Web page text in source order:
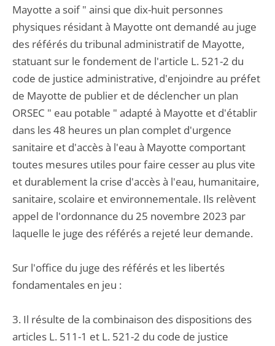
Mayotte a soif " ainsi que dix-huit personnes
physiques résidant à Mayotte ont demandé au juge
des référés du tribunal administratif de Mayotte,
statuant sur le fondement de l'article L. 521-2 du
code de justice administrative, d'enjoindre au préfet
de Mayotte de publier et de déclencher un plan
ORSEC " eau potable " adapté à Mayotte et d'établir
dans les 48 heures un plan complet d'urgence
sanitaire et d'accès à l'eau à Mayotte comportant
toutes mesures utiles pour faire cesser au plus vite
et durablement la crise d'accès à l'eau, humanitaire,
sanitaire, scolaire et environnementale. Ils relèvent
appel de l'ordonnance du 25 novembre 2023 par
laquelle le juge des référés a rejeté leur demande.
Sur l'office du juge des référés et les libertés
fondamentales en jeu :
3. Il résulte de la combinaison des dispositions des
articles L. 511-1 et L. 521-2 du code de justice